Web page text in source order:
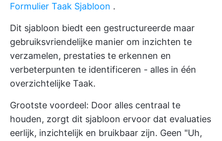
Formulier Taak Sjabloon .
Dit sjabloon biedt een gestructureerde maar
gebruiksvriendelijke manier om inzichten te
verzamelen, prestaties te erkennen en
verbeterpunten te identificeren - alles in één
overzichtelijke Taak.
Grootste voordeel: Door alles centraal te
houden, zorgt dit sjabloon ervoor dat evaluaties
eerlijk, inzichtelijk en bruikbaar zijn. Geen "Uh,